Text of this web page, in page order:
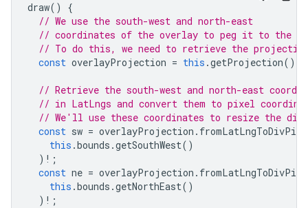
draw()
{
// We use the south-west and north-east
// coordinates of the overlay to peg it to the
// To do this, we need to retrieve the
const overlayProjection = this .getProjection();
// Retrieve the south-west and north-east
// in LatLngs and convert them to pixel
// We'll use these coordinates to resize the div.
const sw = overlayProjection .
this .bounds .getSouthWest()
) ! ;
const ne = overlayProjection .
this .bounds .getNorthEast()
) ! ;